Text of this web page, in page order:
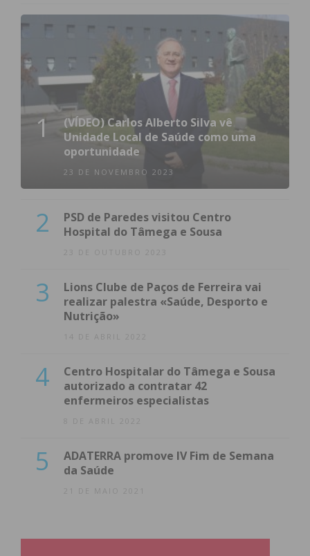
1
(VÍDEO) Carlos Alberto Silva vê
Unidade Local de Saúde como uma
oportunidade
23 DE NOVEMBRO 2023
2
PSD de Paredes visitou Centro
Hospital do Tâmega e Sousa
23 DE OUTUBRO 2023
3
Lions Clube de Paços de Ferreira vai
realizar palestra «Saúde, Desporto e
Nutrição»
14 DE ABRIL 2022
4
Centro Hospitalar do Tâmega e Sousa
autorizado a contratar 42
enfermeiros especialistas
8 DE ABRIL 2022
5
ADATERRA promove IV Fim de Semana
da Saúde
21 DE MAIO 2021